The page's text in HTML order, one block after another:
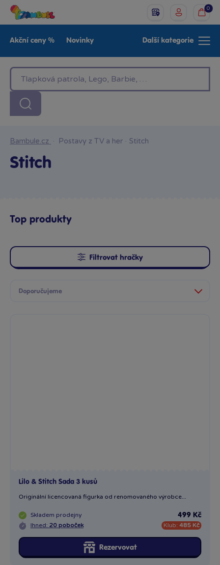
0
Akční ceny % Novinky
LEGO®
Baby Značky
Další kategorie
Bambule.cz · Postavy z TV a her · Stitch
Stitch
Top produkty
Filtrovat hračky
Lilo & Stitch Sada 3 kusů
Originální licencovaná figurka od renomovaného výrobce...
Skladem prodejny
Ihned: 20 poboček
499 Kč
Klub: 485 Kč
Rezervovat